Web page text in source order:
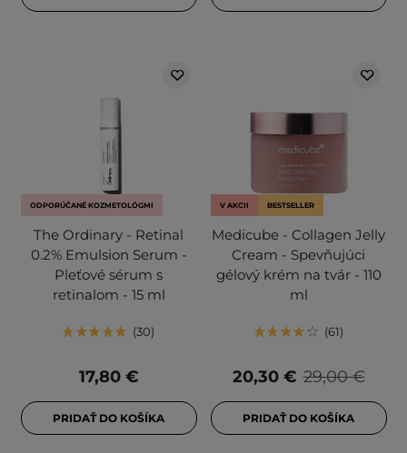
ODPORÚČANÉ KOZMETOLÓGMI
The Ordinary - Retinal
0.2% Emulsion Serum -
Pleťové sérum s
retinalom - 15 ml
30
17,80 €
PRIDAŤ DO KOŠÍKA
V AKCII BESTSELLER
Medicube - Collagen Jelly
Cream - Spevňujúci
gélový krém na tvár - 110
ml
61
29,00 €
20,30 €
PRIDAŤ DO KOŠÍKA